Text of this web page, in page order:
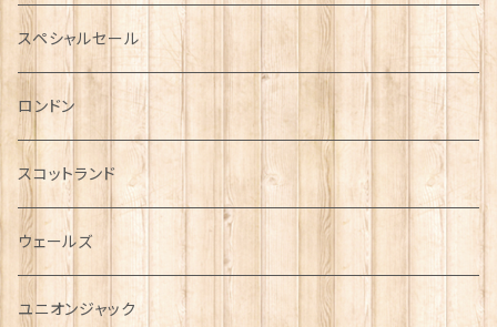
ミニカー
チャーム
犬グッズ
傘
指貫(シンブル)
スペシャルセール
ロンドン
スコットランド
ウェールズ
ユニオンジャック